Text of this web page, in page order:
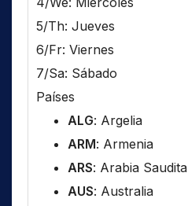
5/Th: Jueves
6/Fr: Viernes
7/Sa: Sábado
Países
ALG: Argelia
ARM: Armenia
ARS: Arabia Saudita
AUS: Australia